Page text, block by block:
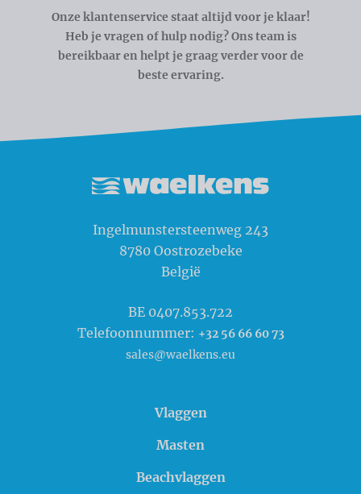
Onze klantenservice staat altijd voor je klaar!
Heb je vragen of hulp nodig? Ons team is
bereikbaar en helpt je graag verder voor de
beste ervaring.
Ingelmunstersteenweg 243
8780 Oostrozebeke
België
BE 0407.853.722
Telefoonnummer: +32 56 66 60 73
sales@waelkens.eu
Vlaggen
Masten
Beachvlaggen